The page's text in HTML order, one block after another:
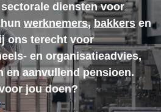
diensten voor
werknemers,bakkersen
ons terecht voor
en organisatieadvies,
en aanvullend pensioen.
jou doen?